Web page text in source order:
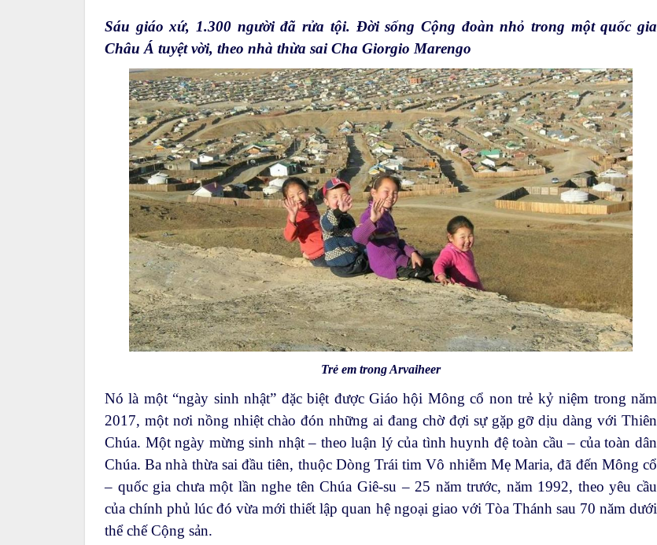
Sáu giáo xứ, 1.300 người đã rửa tội. Đời sống Cộng đoàn nhỏ trong một quốc gia
Châu Á tuyệt vời, theo nhà thừa sai Cha Giorgio Marengo
Trẻ em trong Arvaiheer
Nó là một “ngày sinh nhật” đặc biệt được Giáo hội Mông cổ non trẻ kỷ niệm trong năm
2017, một nơi nồng nhiệt chào đón những ai đang chờ đợi sự gặp gỡ dịu dàng với Thiên
Chúa. Một ngày mừng sinh nhật – theo luận lý của tình huynh đệ toàn cầu – của toàn dân
Chúa. Ba nhà thừa sai đầu tiên, thuộc Dòng Trái tim Vô nhiễm Mẹ Maria, đã đến Mông cổ
– quốc gia chưa một lần nghe tên Chúa Giê-su – 25 năm trước, năm 1992, theo yêu cầu
của chính phủ lúc đó vừa mới thiết lập quan hệ ngoại giao với Tòa Thánh sau 70 năm dưới
thể chế Cộng sản.